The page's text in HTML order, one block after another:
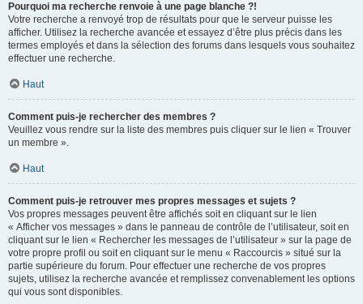
Pourquoi ma recherche renvoie à une page blanche ?!
Votre recherche a renvoyé trop de résultats pour que le serveur puisse les
afficher. Utilisez la recherche avancée et essayez d’être plus précis dans les
termes employés et dans la sélection des forums dans lesquels vous souhaitez
effectuer une recherche.
Haut
Comment puis-je rechercher des membres ?
Veuillez vous rendre sur la liste des membres puis cliquer sur le lien « Trouver
un membre ».
Haut
Comment puis-je retrouver mes propres messages et sujets ?
Vos propres messages peuvent être affichés soit en cliquant sur le lien
« Afficher vos messages » dans le panneau de contrôle de l’utilisateur, soit en
cliquant sur le lien « Rechercher les messages de l’utilisateur » sur la page de
votre propre profil ou soit en cliquant sur le menu « Raccourcis » situé sur la
partie supérieure du forum. Pour effectuer une recherche de vos propres
sujets, utilisez la recherche avancée et remplissez convenablement les options
qui vous sont disponibles.